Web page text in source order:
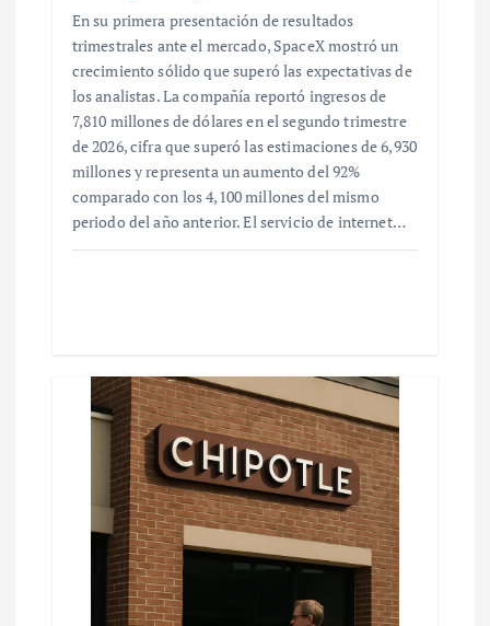
En su primera presentación de resultados
trimestrales ante el mercado, SpaceX mostró un
crecimiento sólido que superó las expectativas de
los analistas. La compañía reportó ingresos de
7,810 millones de dólares en el segundo trimestre
de 2026, cifra que superó las estimaciones de 6,930
millones y representa un aumento del 92%
comparado con los 4,100 millones del mismo
periodo del año anterior. El servicio de internet…